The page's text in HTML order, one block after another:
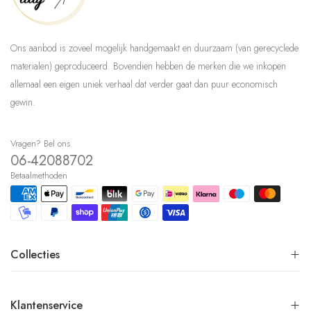
Ons aanbod is zoveel mogelijk handgemaakt en duurzaam (van gerecyclede
materialen) geproduceerd. Bovendien hebben de merken die we inkopen
allemaal een eigen uniek verhaal dat verder gaat dan puur economisch
gewin.
Vragen? Bel ons
06-42088702
Betaalmethoden
Collecties
Klantenservice